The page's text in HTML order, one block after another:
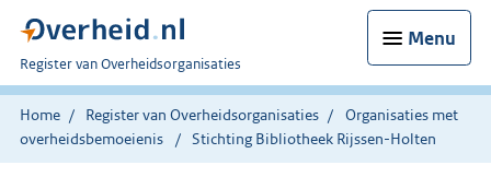
Menu
U
bent
nu
hier:
Register van Overheidsorganisaties
Home Register van Overheidsorganisaties
Organisaties met
overheidsbemoeienis
Stichting Bibliotheek Rijssen-Holten